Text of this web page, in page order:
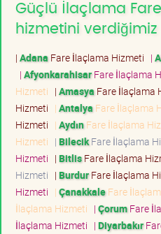
Güçlü İlaçlama
hizmetini verdiğimiz
| Adana Fare İlaçlama Hizmeti |
| AfyonkarahisarFare İlaçlama
Hizmeti | Amasya Fare İlaçlama
Hizmeti | Antalya Fare İlaçlama
Hizmeti | AydınFare İlaçlama
Hizmeti | BilecikFare İlaçlama
Hizmeti | BitlisFare İlaçlama
Hizmeti | BurdurFare İlaçlama
Hizmeti | ÇanakkaleFare
İlaçlama Hizmeti | ÇorumFare
İlaçlama Hizmeti | Diyarbakır